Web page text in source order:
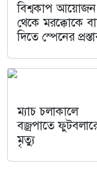
বিশ্বকাপ আয়োজন
থেকে মরক্কোকে
দিতে স্পেনের
ম্যাচ চলাকালে
বজ্রপাতে
মৃত্যু